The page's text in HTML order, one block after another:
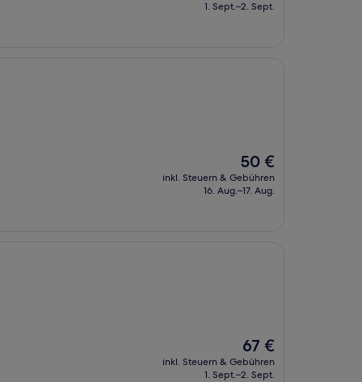
beträgt
1. Sept.–2. Sept.
Der
Preis
beträgt
50 €
inkl. Steuern & Gebühren
16. Aug.–17. Aug.
Der
Preis
beträgt
67 €
inkl. Steuern & Gebühren
1. Sept.–2. Sept.